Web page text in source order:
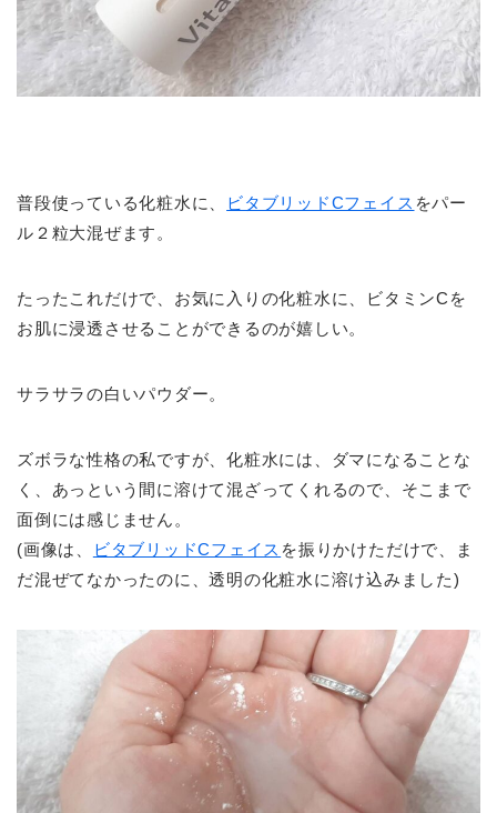
普段使っている化粧水に、 ビタブリッドCフェイス をパー
ル２粒大混ぜます。
たったこれだけで、お気に入りの化粧水に、ビタミンCを
お肌に浸透させることができるのが嬉しい。
サラサラの白いパウダー。
ズボラな性格の私ですが、化粧水には、ダマになることな
く、あっという間に溶けて混ざってくれるので、そこまで
面倒には感じません。
(画像は、
ビタブリッドCフェイス を振りかけただけで、ま
だ混ぜてなかったのに、透明の化粧水に溶け込みました)